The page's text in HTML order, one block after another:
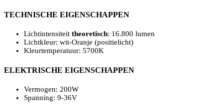
TECHNISCHE EIGENSCHAPPEN
Lichtintensiteit theoretisch: 16.800 lumen
Lichtkleur: wit-Oranje (positielicht)
Kleurtemperatuur: 5700K
ELEKTRISCHE EIGENSCHAPPEN
Vermogen: 200W
Spanning: 9-36V